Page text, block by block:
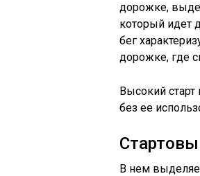
дорожке,
который идет
бег
дорожке, где
Высокий
без ее
В нем